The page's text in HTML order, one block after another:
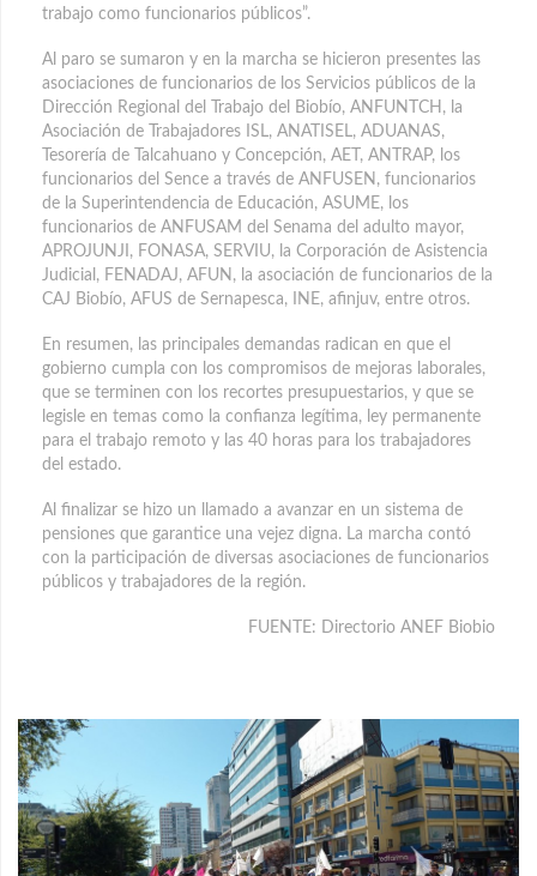
trabajo como funcionarios públicos”.
Al paro se sumaron y en la marcha se hicieron presentes las
asociaciones de funcionarios de los Servicios públicos de la
Dirección Regional del Trabajo del Biobío, ANFUNTCH, la
Asociación de Trabajadores ISL, ANATISEL, ADUANAS,
Tesorería de Talcahuano y Concepción, AET, ANTRAP, los
funcionarios del Sence a través de ANFUSEN, funcionarios
de la Superintendencia de Educación, ASUME, los
funcionarios de ANFUSAM del Senama del adulto mayor,
APROJUNJI, FONASA, SERVIU, la Corporación de Asistencia
Judicial, FENADAJ, AFUN, la asociación de funcionarios de la
CAJ Biobío, AFUS de Sernapesca, INE, afinjuv, entre otros.
En resumen, las principales demandas radican en que el
gobierno cumpla con los compromisos de mejoras laborales,
que se terminen con los recortes presupuestarios, y que se
legisle en temas como la confianza legítima, ley permanente
para el trabajo remoto y las 40 horas para los trabajadores
del estado.
Al finalizar se hizo un llamado a avanzar en un sistema de
pensiones que garantice una vejez digna. La marcha contó
con la participación de diversas asociaciones de funcionarios
públicos y trabajadores de la región.
FUENTE: Directorio ANEF Biobio